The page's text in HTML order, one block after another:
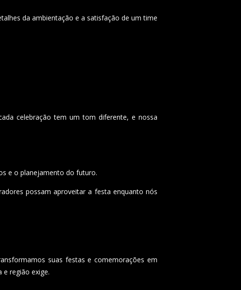
da ambientação e a satisfação de um time
celebração tem um tom diferente, e nossa
e o planejamento do futuro.
possam aproveitar a festa enquanto nós
suas festas e comemorações em
região exige.